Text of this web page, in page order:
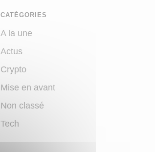
CATÉGORIES
A la une
Actus
Crypto
Mise en avant
Non classé
Tech